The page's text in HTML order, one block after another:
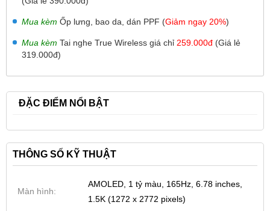
Mua kèm Ốp lưng, bao da, dán PPF (Giảm ngay 20%)
Mua kèm Tai nghe True Wireless giá chỉ 259.000đ (Giá lẻ
319.000đ)
ĐẶC ĐIỂM NỔI BẬT
THÔNG SỐ KỸ THUẬT
Màn hình:
AMOLED, 1 tỷ màu, 165Hz, 6.78 inches,
1.5K (1272 x 2772 pixels)